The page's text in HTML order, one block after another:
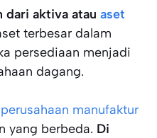
dari aktiva atau aset
terbesar dalam
persediaan menjadi
dagang.
perusahaan manufaktur
yang berbeda. Di